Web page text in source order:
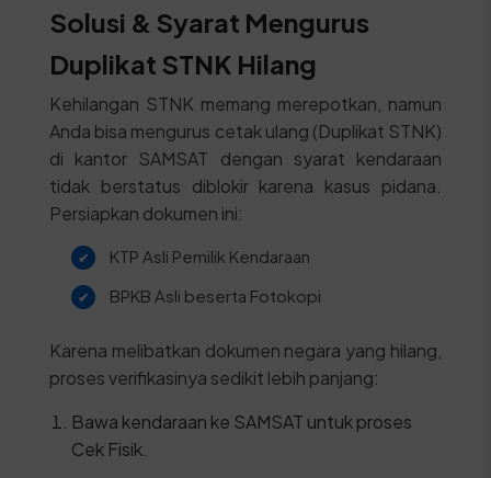
Solusi & Syarat Mengurus
Duplikat STNK Hilang
Kehilangan STNK memang merepotkan, namun
Anda bisa mengurus cetak ulang (Duplikat STNK)
di kantor SAMSAT dengan syarat kendaraan
tidak berstatus diblokir karena kasus pidana.
Persiapkan dokumen ini:
KTP Asli Pemilik Kendaraan
BPKB Asli beserta Fotokopi
Karena melibatkan dokumen negara yang hilang,
proses verifikasinya sedikit lebih panjang:
Bawa kendaraan ke SAMSAT untuk proses
Cek Fisik.